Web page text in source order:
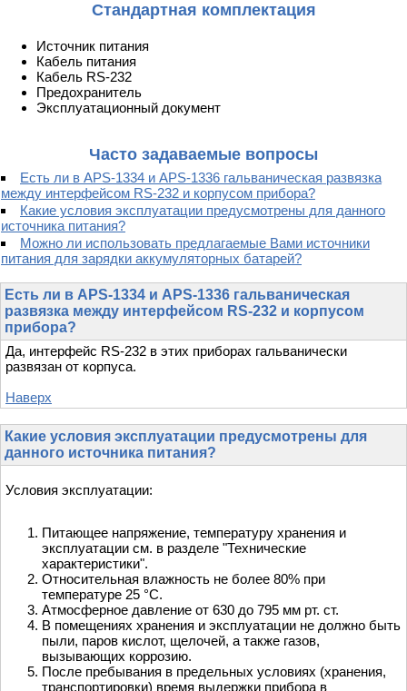
Стандартная комплектация
Источник питания
Кабель питания
Кабель RS-232
Предохранитель
Эксплуатационный документ
Часто задаваемые вопросы
Есть ли в APS-1334 и APS-1336 гальваническая развязка
между интерфейсом RS-232 и корпусом прибора?
Какие условия эксплуатации предусмотрены для данного
источника питания?
Можно ли использовать предлагаемые Вами источники
питания для зарядки аккумуляторных батарей?
Есть ли в APS-1334 и APS-1336 гальваническая
развязка между интерфейсом RS-232 и корпусом
прибора?
Да, интерфейс RS-232 в этих приборах гальванически
развязан от корпуса.
Наверх
Какие условия эксплуатации предусмотрены для
данного источника питания?
Условия эксплуатации:
Питающее напряжение, температуру хранения и
эксплуатации см. в разделе "Технические
характеристики".
Относительная влажность не более 80% при
температуре 25 °С.
Атмосферное давление от 630 до 795 мм рт. ст.
В помещениях хранения и эксплуатации не должно быть
пыли, паров кислот, щелочей, а также газов,
вызывающих коррозию.
После пребывания в предельных условиях (хранения,
транспортировки) время выдержки прибора в